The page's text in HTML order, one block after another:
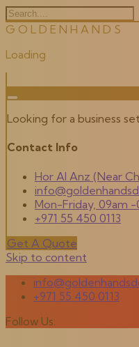
G O L D E N H A N D S
Loading
Looking for a business
Contact Info
Hor Al Anz (Near
Mon-Friday, 09am
+971 55 450 0113
Get A Quote
Skip to content
+971 55 450 0113
Follow Us: